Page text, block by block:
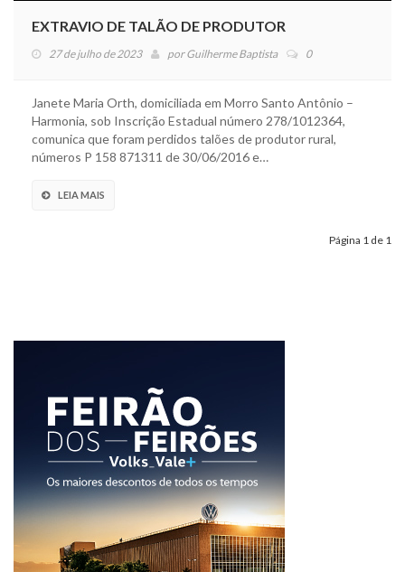
EXTRAVIO DE TALÃO DE PRODUTOR
27 de julho de 2023 porGuilherme Baptista 0
Janete Maria Orth, domiciliada em Morro Santo Antônio –
Harmonia, sob Inscrição Estadual número 278/1012364,
comunica que foram perdidos talões de produtor rural,
números P 158 871311 de 30/06/2016 e…
LEIA MAIS
Página 1 de 1